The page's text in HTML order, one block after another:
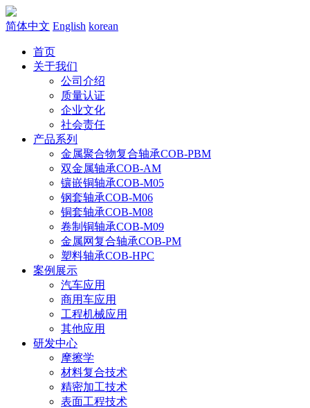
简体中文 English korean
首页
关于我们
公司介绍
质量认证
企业文化
社会责任
产品系列
金属聚合物复合轴承COB-PBM
双金属轴承COB-AM
镶嵌铜轴承COB-M05
钢套轴承COB-M06
铜套轴承COB-M08
卷制铜轴承COB-M09
金属网复合轴承COB-PM
塑料轴承COB-HPC
案例展示
汽车应用
商用车应用
工程机械应用
其他应用
研发中心
摩擦学
材料复合技术
精密加工技术
表面工程技术